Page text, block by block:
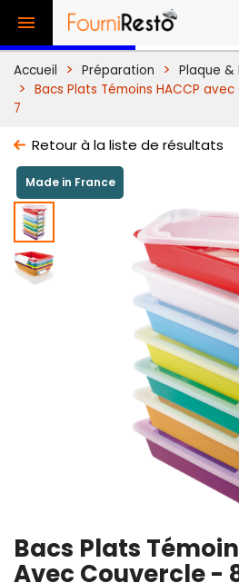

Accueil Préparation Plaque &
Bacs Plats Témoins HACCP
7
Retour à la liste de résultats
Made in France
Bacs Plats
Avec Couvercle -